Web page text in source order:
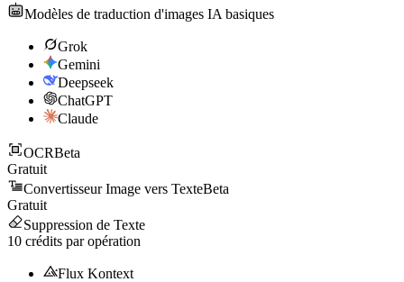
Modèles de traduction d'images IA basiques
Grok
Gemini
Deepseek
ChatGPT
Claude
OCRBeta
Gratuit
Convertisseur Image vers TexteBeta
Gratuit
Suppression de Texte
10 crédits par opération
Flux Kontext